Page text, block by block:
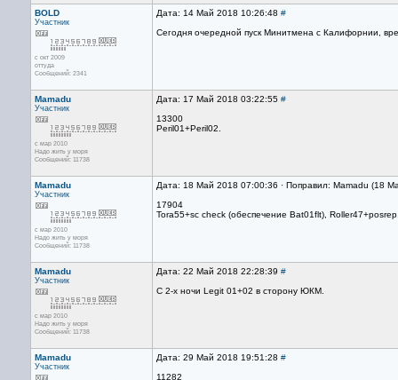
BOLD
Участник
с окт 2009
оттуда
Сообщений: 2341
Дата: 14 Май 2018 10:26:48 #
Сегодня очередной пуск Минитмена с Калифорнии,
Mamadu
Участник
с мар 2010
Надо жить у моря
Сообщений: 11738
Дата: 17 Май 2018 03:22:55 #
13300
Peril01+Peril02.
Mamadu
Участник
с мар 2010
Надо жить у моря
Сообщений: 11738
Дата: 18 Май 2018 07:00:36 · Поправил: Mamadu (18
17904
Tora55+sc check (обеспечение Bat01flt),
Mamadu
Участник
с мар 2010
Надо жить у моря
Сообщений: 11738
Дата: 22 Май 2018 22:28:39 #
С 2-х ночи Legit 01+02 в сторону ЮКМ.
Mamadu
Участник
Дата: 29 Май 2018 19:51:28 #
11282